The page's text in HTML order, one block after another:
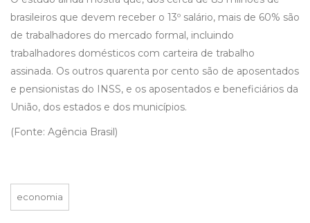
brasileiros que devem receber o 13º salário, mais de 60% são
de trabalhadores do mercado formal, incluindo
trabalhadores domésticos com carteira de trabalho
assinada. Os outros quarenta por cento são de aposentados
e pensionistas do INSS, e os aposentados e beneficiários da
União, dos estados e dos municípios.
(Fonte: Agência Brasil)
economia